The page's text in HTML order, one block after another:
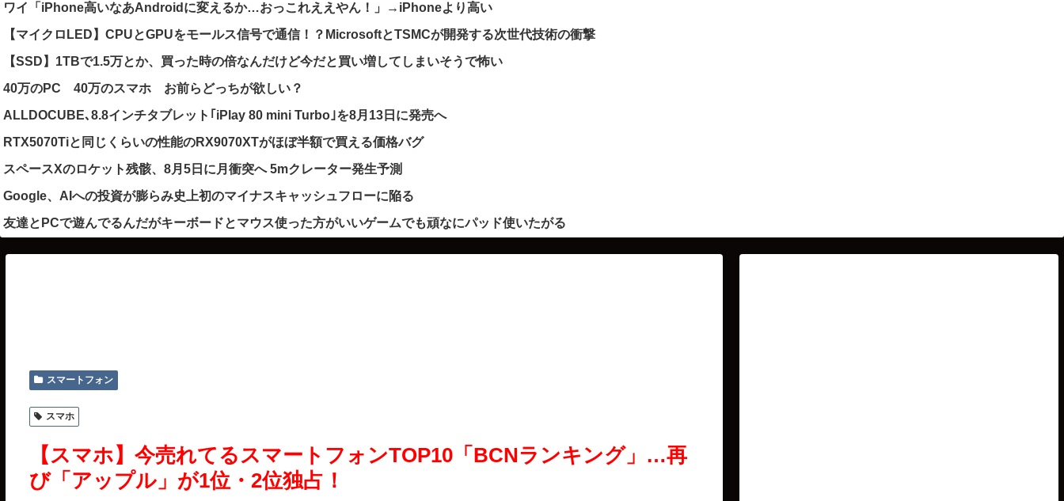
ワイ「iPhone高いなあAndroidに変えるか…おっこれええやん！」→iPhoneより高い
【マイクロLED】CPUとGPUをモールス信号で通信！？MicrosoftとTSMCが開発する次世代技術の衝撃
【SSD】1TBで1.5万とか、買った時の倍なんだけど今だと買い増してしまいそうで怖い
40万のPC 40万のスマホ お前らどっちが欲しい？
ALLDOCUBE､8.8インチタブレット｢iPlay 80 mini Turbo｣を8月13日に発売へ
RTX5070Tiと同じくらいの性能のRX9070XTがほぼ半額で買える価格バグ
スペースXのロケット残骸、8月5日に月衝突へ 5mクレーター発生予測
Google、AIへの投資が膨らみ史上初のマイナスキャッシュフローに陥る
友達とPCで遊んでるんだがキーボードとマウス使った方がいいゲームでも頑なにパッド使いたがる
スマートフォン
スマホ
【スマホ】今売れてるスマートフォンTOP10「BCNランキング」…再
び「アップル」が1位・2位独占！